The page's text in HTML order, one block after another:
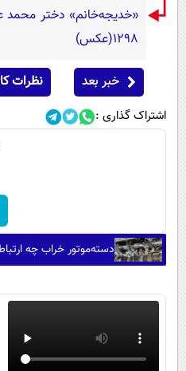
اجتماعی
سیاست
«خدیجه‌خانم» دختر محمد
1298(عکس)
خبر بعد نظرات
اشتراک گذاری :
دسته‌موتور خراب چه